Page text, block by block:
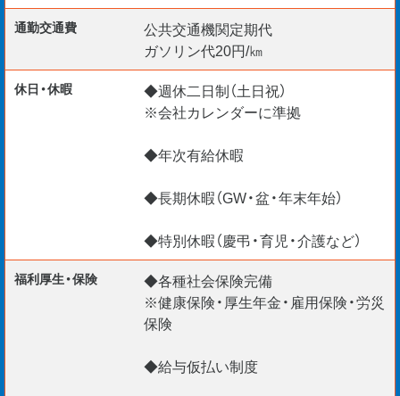
※Zoom・GoogleMeet・Teams・‎FaceTimeなど
通勤交通費
公共交通機関定期代
ガソリン代20円/㎞
休日・休暇
◆週休二日制（土日祝）
※会社カレンダーに準拠
◆年次有給休暇
◆長期休暇（GW・盆・年末年始）
◆特別休暇（慶弔・育児・介護など）
福利厚生・保険
◆各種社会保険完備
※健康保険・厚生年金・雇用保険・労災
保険
◆給与仮払い制度